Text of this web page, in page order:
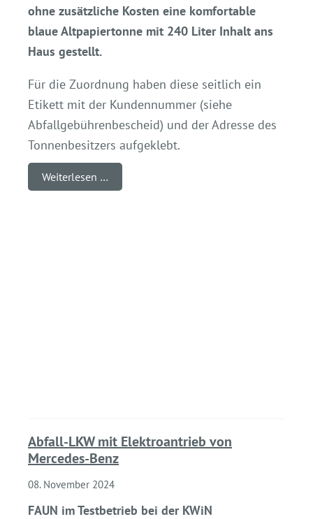
ohne zusätzliche Kosten eine komfortable
blaue Altpapiertonne mit 240 Liter Inhalt ans
Haus gestellt.
Für die Zuordnung haben diese seitlich ein
Etikett mit der Kundennummer (siehe
Abfallgebührenbescheid) und der Adresse des
Tonnenbesitzers aufgeklebt.
Weiterlesen …
Abfall-LKW mit Elektroantrieb von
Mercedes-Benz
08. November 2024
FAUN im Testbetrieb bei der KWiN